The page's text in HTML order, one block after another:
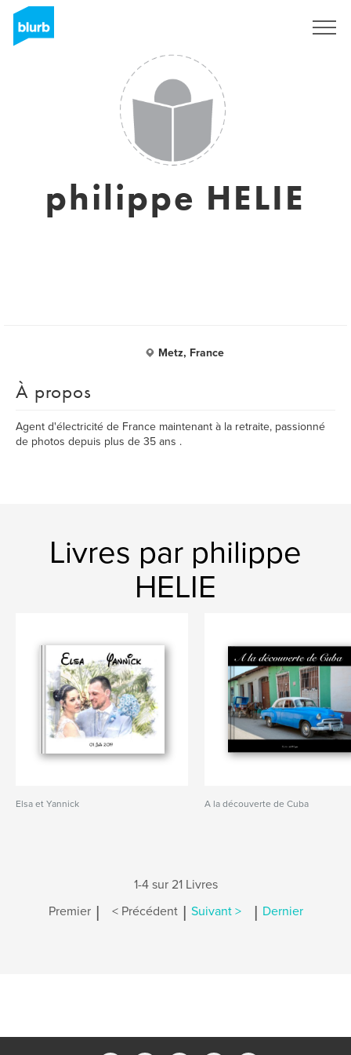
philippe HELIE
Metz, France
À propos
Agent d'électricité de France maintenant à la retraite, passionné
de photos depuis plus de 35 ans .
Livres par philippe
HELIE
Elsa et Yannick A la découverte de Cuba
1-4 sur 21 Livres
Premier | < Précédent | Suivant > | Dernier